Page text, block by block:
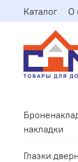
Каталог О
накладки
Глазки